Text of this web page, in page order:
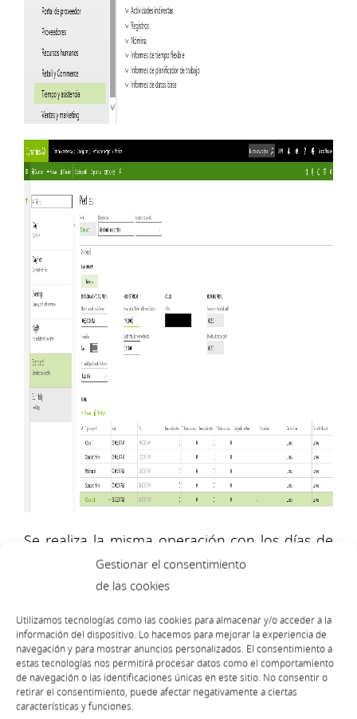
Gestionar el consentimiento
de las cookies
Utilizamos tecnologías como las cookies para almacenar y/o acceder a la
información del dispositivo. Lo hacemos para mejorar la experiencia de
navegación y para mostrar anuncios personalizados. El consentimiento a
estas tecnologías nos permitirá procesar datos como el comportamiento
de navegación o las identificaciones únicas en este sitio. No consentir o
retirar el consentimiento, puede afectar negativamente a ciertas
características y funciones.
Se realiza la misma operación con los días de
la semana que sean laborables, es decir, de
lunes a viernes, aunque variará dependiendo
del modelo de negocio y sector empresarial.
En este caso los sábados y domingos se
estipulan como horas extras.
Seguidamente, se crean los